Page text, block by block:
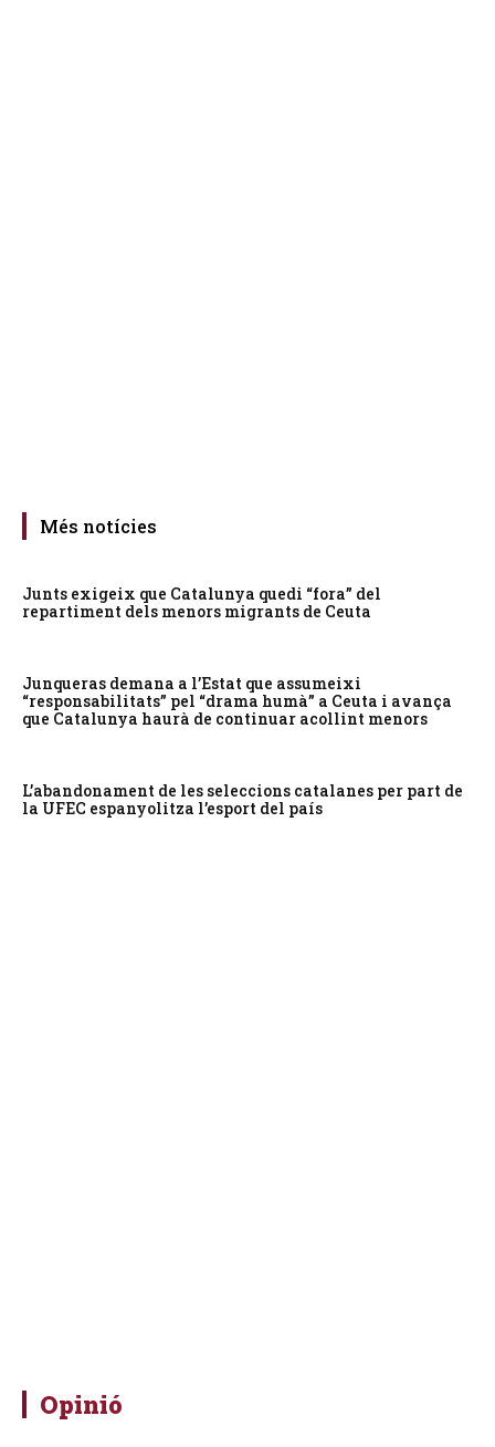
Més notícies
Junts exigeix que Catalunya quedi “fora” del
repartiment dels menors migrants de Ceuta
Junqueras demana a l’Estat que assumeixi
“responsabilitats” pel “drama humà” a Ceuta i avança
que Catalunya haurà de continuar acollint menors
L’abandonament de les seleccions catalanes per part de
la UFEC espanyolitza l’esport del país
Opinió